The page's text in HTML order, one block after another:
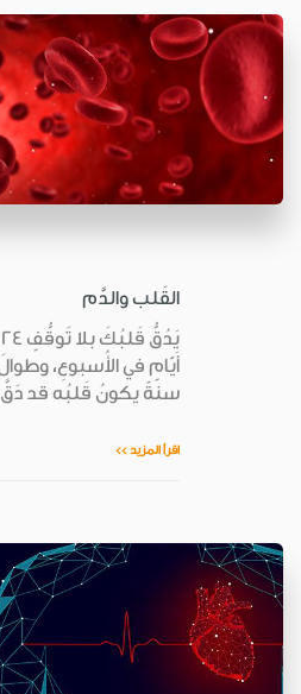
القَلب والدَّم
سنةً يكونُ قَلبُه قد دَقَّ 2,5 بِليونِ مَرّةٍ!
اقرأ المزيد >>